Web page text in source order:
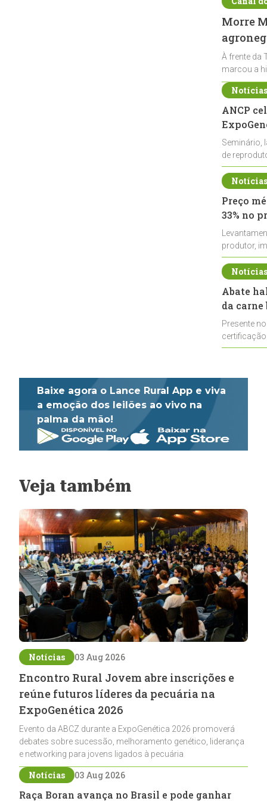
Morre
À frente da
marcou a
ANCP
Seminário,
de
durante a
Preço
33% no
produtor,
de leite cru
Abate
da
Presente
Baixe agora o Lance Rural App e viva
a emoção dos leilões ao vivo na
palma da mão!
Veja também
Notícias 03 Aug 2026
Encontro Rural Jovem abre inscrições e
reúne futuros líderes da pecuária na
ExpoGenética 2026
Evento da ABCZ durante a ExpoGenética 2026 promoverá
debates sobre sucessão, melhoramento genético, liderança
e networking para jovens ligados à pecuária
Notícias 03 Aug 2026
Raça Boran avança no Brasil e pode ganhar